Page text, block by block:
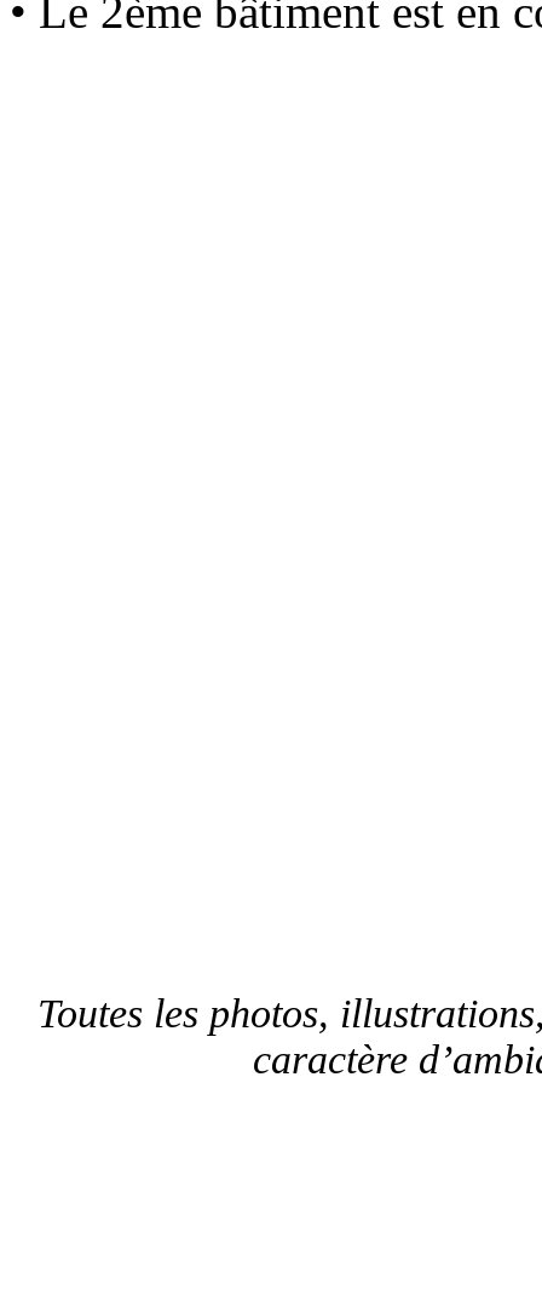
• Le 2ème bâtiment est en
Toutes les photos,
caractère